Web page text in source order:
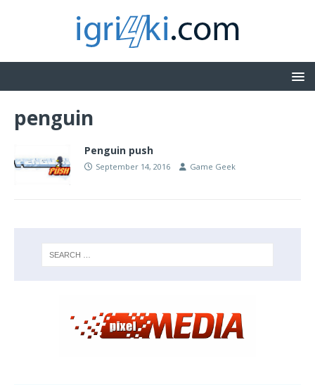
penguin
Penguin push
September 14, 2016 Game Geek